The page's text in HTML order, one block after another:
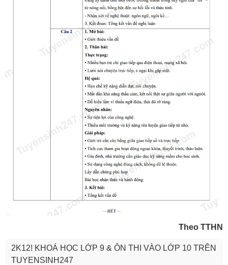
Theo TTHN
2K12! KHOÁ HỌC LỚP 9 & ÔN THI VÀO LỚP 10 TRÊN
TUYENSINH247